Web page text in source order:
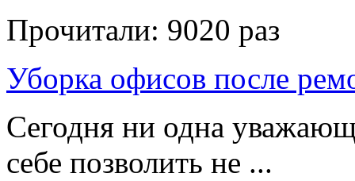
Прочитали: 9020 раз
Уборка офисов после
Сегодня ни одна
себе позволить не ...